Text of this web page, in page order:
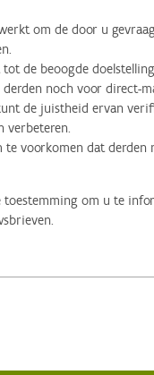
om de door u
de beoogde
noch voor direct-
de juistheid ervan
verbeteren.
voorkomen dat derden
om u te